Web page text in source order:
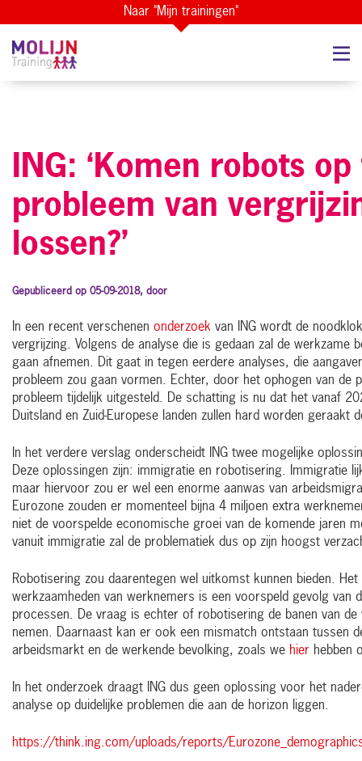
Naar "Mijn trainingen"
ING: ‘Komen robots
probleem van
lossen?’
Gepubliceerd op 05-09-2018, door
In een recent verschenen onderzoek van ING wordt de
vergrijzing. Volgens de analyse die is gedaan zal de werkzame
gaan afnemen. Dit gaat in tegen eerdere analyses, die
probleem zou gaan vormen. Echter, door het ophogen van de
probleem tijdelijk uitgesteld. De schatting is nu dat het vanaf
Duitsland en Zuid-Europese landen zullen hard worden geraakt
In het verdere verslag onderscheidt ING twee mogelijke
Deze oplossingen zijn: immigratie en robotisering. Immigratie
maar hiervoor zou er wel een enorme aanwas van
Eurozone zouden er momenteel bijna 4 miljoen extra
niet de voorspelde economische groei van de komende jaren
vanuit immigratie zal de problematiek dus op zijn hoogst
Robotisering zou daarentegen wel uitkomst kunnen bieden. Het
werkzaamheden van werknemers is een voorspeld gevolg van
processen. De vraag is echter of robotisering de banen van
nemen. Daarnaast kan er ook een mismatch ontstaan tussen
arbeidsmarkt en de werkende bevolking, zoals we hier hebben
In het onderzoek draagt ING dus geen oplossing voor het
analyse op duidelijke problemen die aan de horizon liggen.
https://think.ing.com/uploads/reports/